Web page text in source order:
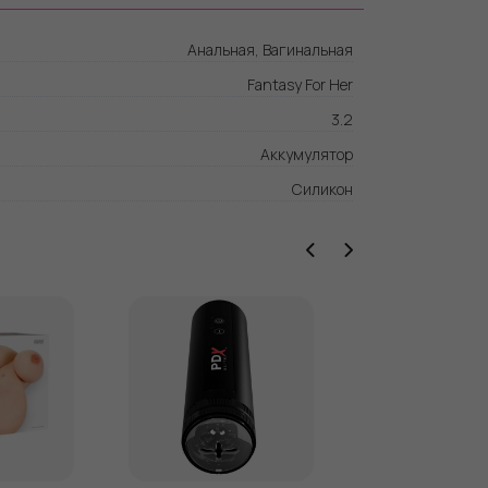
Strapless Strap-On и пульт
с помощью прилагаемого
что вам нужно будет заряжать их
Анальная, Вагинальная
Fantasy For Her
3.2
Аккумулятор
Силикон